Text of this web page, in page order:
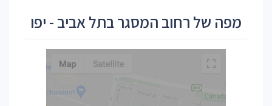
מפה של רחוב המסגר בתל אביב - יפו